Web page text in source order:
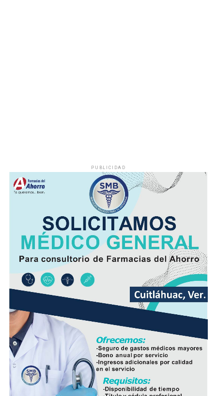
PUBLICIDAD